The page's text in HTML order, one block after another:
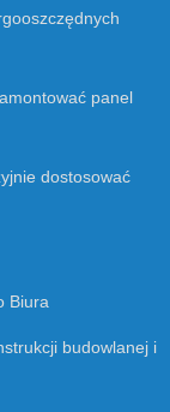
panel
dostosować
Biura
budowlanej i